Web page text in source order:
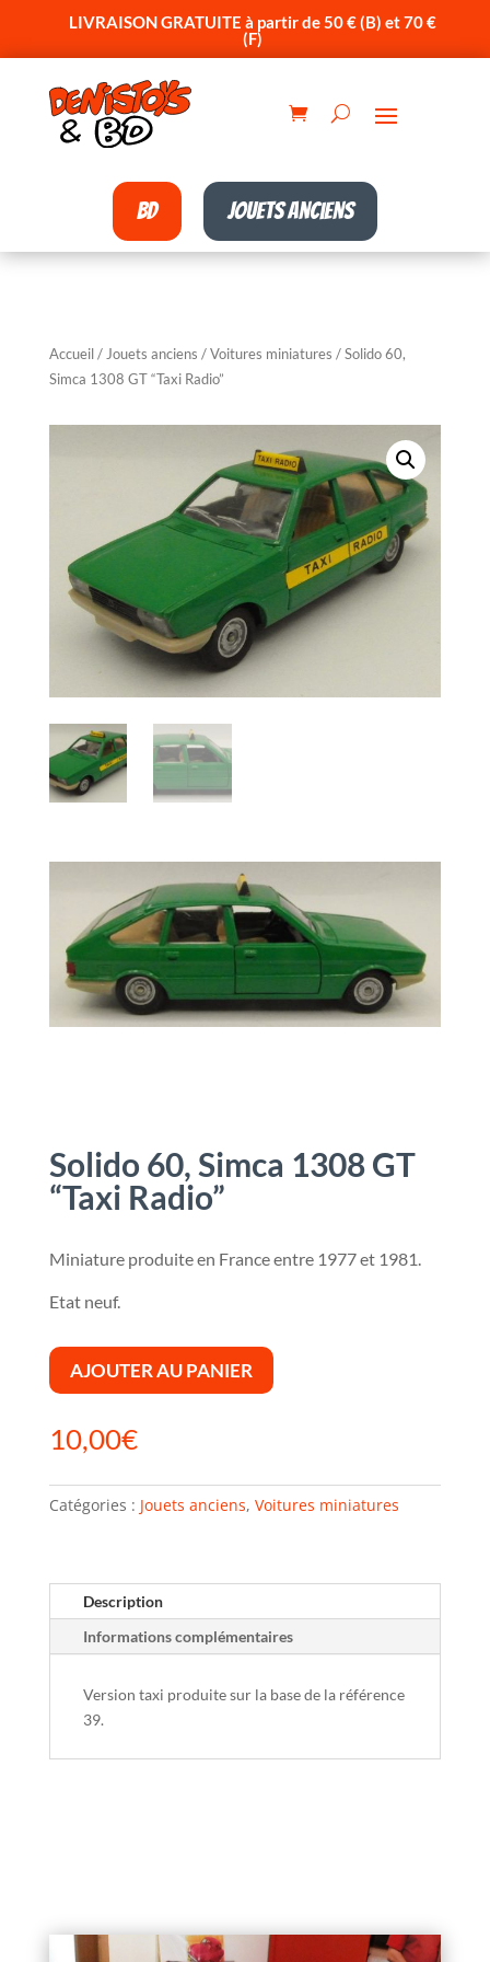
LIVRAISON GRATUITE à partir de 50 € (B) et 70 €
(F)
BD Jouets anciens
Accueil/ Jouets anciens /Voitures miniatures / Solido 60,
Simca 1308 GT “Taxi Radio”
Solido 60, Simca 1308 GT
“Taxi Radio”
Miniature produite en France entre 1977 et 1981.
Etat neuf.
AJOUTER AU PANIER
10,00€
Catégories : Jouets anciens, Voitures miniatures
Description
Informations complémentaires
Version taxi produite sur la base de la référence
39.